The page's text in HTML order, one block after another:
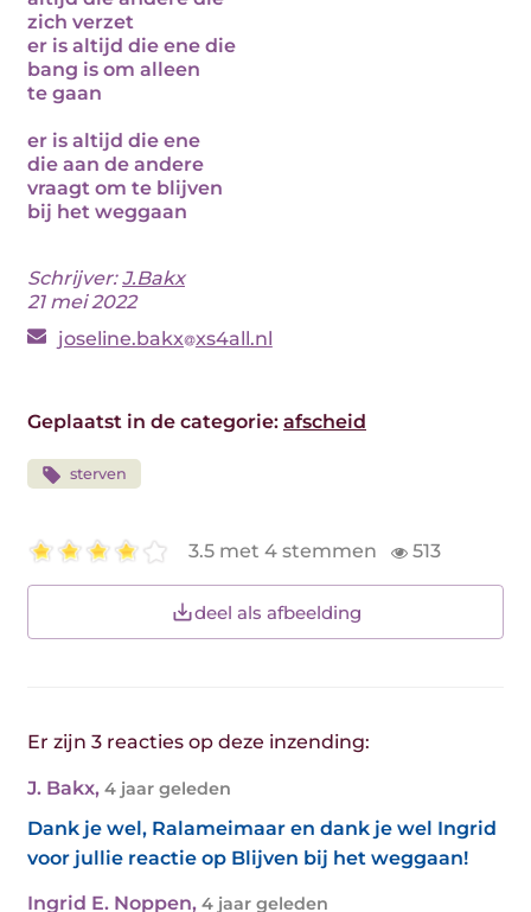
zich verzet
er is altijd die ene die
bang is om alleen
te gaan
er is altijd die ene
die aan de andere
vraagt om te blijven
bij het weggaan
Schrijver:J.Bakx
21 mei 2022
joseline.bakx xs4all.nl
Geplaatst in de categorie: afscheid
sterven
3.5 met 4 stemmen 513
deel als afbeelding
Er zijn 3 reacties op deze inzending:
J. Bakx, 4 jaar geleden
Dank je wel, Ralameimaar en dank je wel Ingrid
voor jullie reactie op Blijven bij het weggaan!
Ingrid E. Noppen, 4 jaar geleden